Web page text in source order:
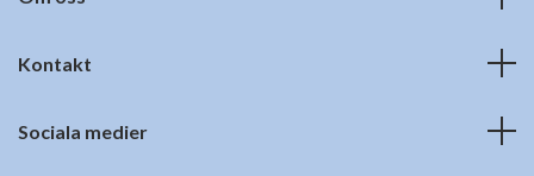
Kontakt
Sociala medier